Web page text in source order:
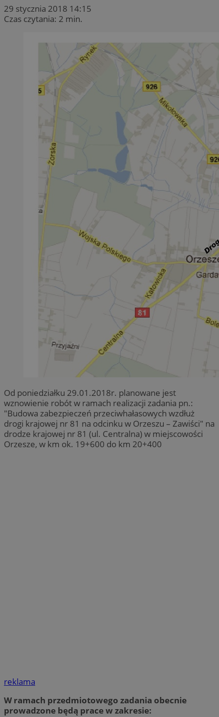
29 stycznia 2018 14:15
Czas czytania: 2 min.
Od poniedziałku 29.01.2018r. planowane jest
wznowienie robót w ramach realizacji zadania pn.:
"Budowa zabezpieczeń przeciwhałasowych wzdłuż
drogi krajowej nr 81 na odcinku w Orzeszu – Zawiści" na
drodze krajowej nr 81 (ul. Centralna) w miejscowości
Orzesze, w km ok. 19+600 do km 20+400
reklama
W ramach przedmiotowego zadania obecnie
prowadzone będą prace w zakresie: